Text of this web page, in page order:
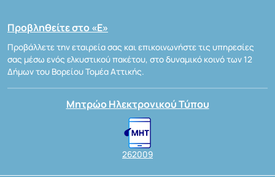
Προβληθείτε στο «Ε»
Προβάλλετε την εταιρεία σας και επικοινωνήστε τις υπηρεσίες
σας μέσω ενός ελκυστικού πακέτου, στο δυναμικό κοινό των 12
Δήμων του Βορείου Τομέα Αττικής.
Μητρώο Ηλεκτρονικού Τύπου
262009